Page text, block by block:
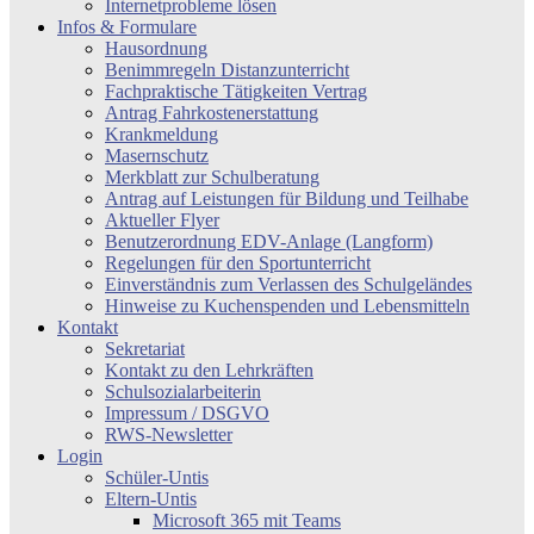
Internetprobleme lösen
Infos & Formulare
Hausordnung
Benimmregeln Distanzunterricht
Fachpraktische Tätigkeiten Vertrag
Antrag Fahrkostenerstattung
Krankmeldung
Masernschutz
Merkblatt zur Schulberatung
Antrag auf Leistungen für Bildung und Teilhabe
Aktueller Flyer
Benutzerordnung EDV-Anlage (Langform)
Regelungen für den Sportunterricht
Einverständnis zum Verlassen des Schulgeländes
Hinweise zu Kuchenspenden und Lebensmitteln
Kontakt
Sekretariat
Kontakt zu den Lehrkräften
Schulsozialarbeiterin
Impressum / DSGVO
RWS-Newsletter
Login
Schüler-Untis
Eltern-Untis
Microsoft 365 mit Teams